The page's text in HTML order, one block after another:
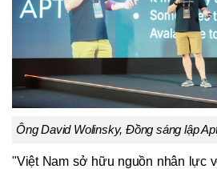
Ông David Wolinsky, Đồng sáng lập
"Việt Nam sở hữu nguồn nhân lực